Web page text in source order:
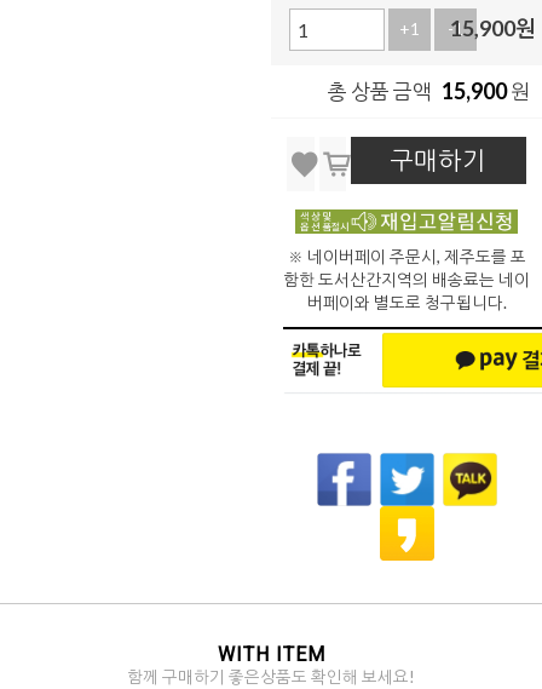
+1 -1
15,900원
총 상품 금액 15,900원
구매하기
※ 네이버페이 주문시, 제주도를 포
함한 도서산간지역의 배송료는 네이
버페이와 별도로 청구됩니다.
WITH ITEM
함께 구매하기 좋은상품도 확인해 보세요!